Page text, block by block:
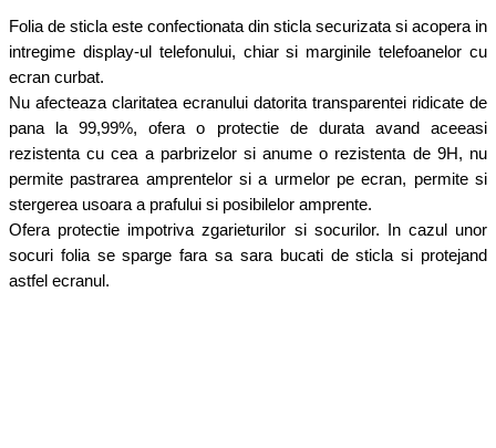
Folia de sticla este confectionata din sticla securizata si acopera in
intregime display-ul telefonului, chiar si marginile telefoanelor cu
ecran curbat.
Nu afecteaza claritatea ecranului datorita transparentei ridicate de
pana la 99,99%, ofera o protectie de durata avand aceeasi
rezistenta cu cea a parbrizelor si anume o rezistenta de 9H, nu
permite pastrarea amprentelor si a urmelor pe ecran, permite si
stergerea usoara a prafului si posibilelor amprente.
Ofera protectie impotriva zgarieturilor si socurilor. In cazul unor
socuri folia se sparge fara sa sara bucati de sticla si protejand
astfel ecranul.